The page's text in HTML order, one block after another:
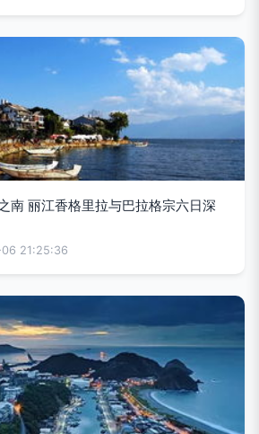
南 丽江香格里拉与巴拉格宗六日深
21:25:36